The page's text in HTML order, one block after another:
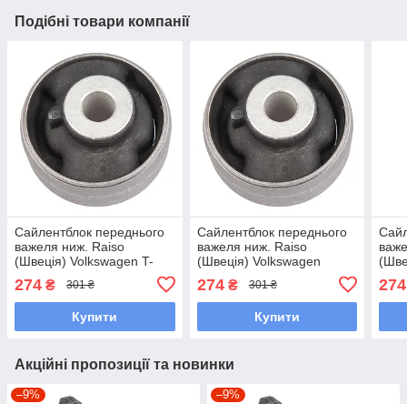
Подібні товари компанії
Сайлентблок переднього
важеля ниж. Raiso
(Швеція) Volkswagen T-
#RL-5Q0183D UAYDNWF7
274 ₴ 301 ₴
Купити
Сайлентблок переднього
важеля ниж. Raiso
(Швеція) Volkswagen
Тігуан #RL-5Q0183D
UAXJCHU7
274₴ 301 ₴
Купити
274
Акційні пропозиції та новинки
–9% –9%